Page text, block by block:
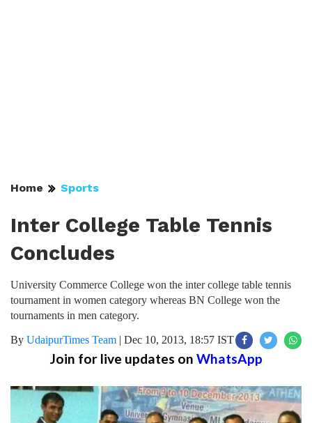
Home Sports
Inter College Table Tennis
Concludes
University Commerce College won the inter college table tennis
tournament in women category whereas BN College won the
tournaments in men category.
By UdaipurTimes Team | Dec 10, 2013, 18:57 IST
Join for live updates on WhatsApp